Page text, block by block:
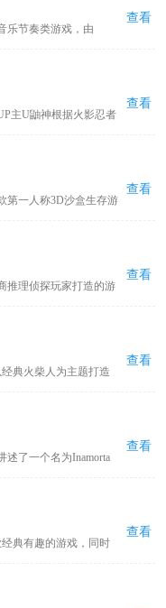
乐节奏类游戏，由
零号车辆、喜之郎果
消失等原创歌曲关卡
玩游戏的同时也能听音
查看
主U鼬神根据火影忍者
多位原作角色，每个角
玩家可通过连招、位
单人剧情外，还包含对
玩法，满足休闲刷本与
查看
第一人称3D沙盒生存游
存和生活，并挑战不
版手游最新版中为了
生存模式和上帝模式两
特色之处和不同的游戏
生存下去，寻找神秘的
界的大门，召唤神话
查看
推理侦探玩家打造的游
支持多人合作共同解
查看
典火柴人为主题打造
的经典玩法，首先你
石，你可以用它们来
剑士、弓箭手、重装步
每个战士都进行了炫酷
查看
述了一个名为Inamorta
广袤，在地图上会有
断增加的战争工艺来
的战争艺术，游戏关卡
会给予你非常刺激的
查看
典有趣的游戏，同时
显得更加的突出，给
角色得益于在3D画面
查看